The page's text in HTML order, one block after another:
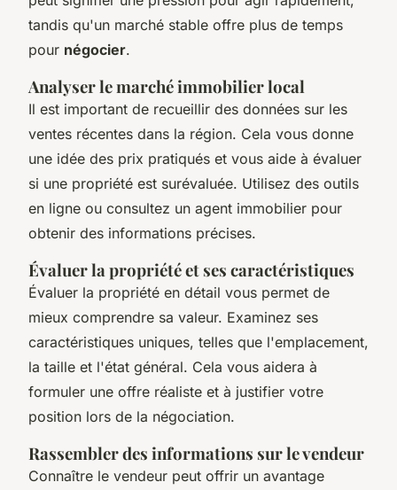
tandis qu'un marché stable offre plus de temps
pour négocier.
Analyser le marché immobilier local
Il est important de recueillir des données sur les
ventes récentes dans la région. Cela vous donne
une idée des prix pratiqués et vous aide à évaluer
si une propriété est surévaluée. Utilisez des outils
en ligne ou consultez un agent immobilier pour
obtenir des informations précises.
Évaluer la propriété et ses caractéristiques
Évaluer la propriété en détail vous permet de
mieux comprendre sa valeur. Examinez ses
caractéristiques uniques, telles que l'emplacement,
la taille et l'état général. Cela vous aidera à
formuler une offre réaliste et à justifier votre
position lors de la négociation.
Rassembler des informations sur le vendeur
Connaître le vendeur peut offrir un avantage